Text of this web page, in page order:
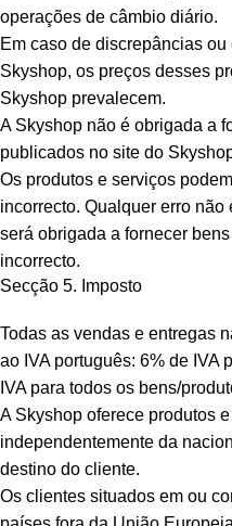
operações de câmbio diário.
Em caso de discrepâncias
Skyshop, os preços desses
Skyshop prevalecem.
A Skyshop não é obrigada a
publicados no site do
Os produtos e serviços
incorrecto. Qualquer erro
será obrigada a fornecer
incorrecto.
Secção 5. Imposto
Todas as vendas e entregas
ao IVA português: 6% de IVA
IVA para todos os bens/
A Skyshop oferece produtos
independentemente da
destino do cliente.
Os clientes situados em ou